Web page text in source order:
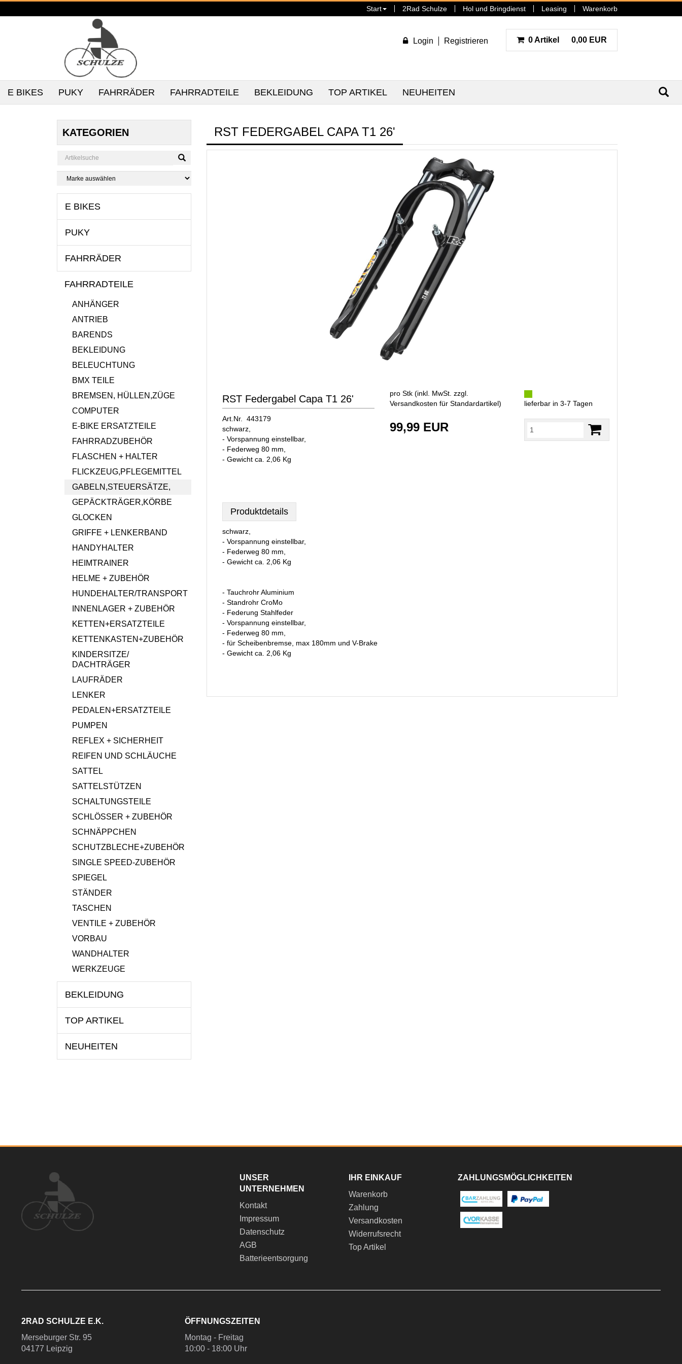
Start 2Rad Schulze Hol und Bringdienst Leasing Warenkorb
Login Registrieren 0 Artikel 0,00 EUR
E BIKES PUKY FAHRRÄDER FAHRRADTEILE BEKLEIDUNG TOP ARTIKEL NEUHEITEN
KATEGORIEN
E BIKES
PUKY
FAHRRÄDER
FAHRRADTEILE
ANHÄNGER
ANTRIEB
BARENDS
BEKLEIDUNG
BELEUCHTUNG
BMX TEILE
BREMSEN, HÜLLEN,ZÜGE
COMPUTER
E-BIKE ERSATZTEILE
FAHRRADZUBEHÖR
FLASCHEN + HALTER
FLICKZEUG,PFLEGEMITTEL
GABELN,STEUERSÄTZE,
GEPÄCKTRÄGER,KÖRBE
GLOCKEN
GRIFFE + LENKERBAND
HANDYHALTER
HEIMTRAINER
HELME + ZUBEHÖR
HUNDEHALTER/TRANSPORT
INNENLAGER + ZUBEHÖR
KETTEN+ERSATZTEILE
KETTENKASTEN+ZUBEHÖR
KINDERSITZE/
DACHTRÄGER
LAUFRÄDER
LENKER
PEDALEN+ERSATZTEILE
PUMPEN
REFLEX + SICHERHEIT
REIFEN UND SCHLÄUCHE
SATTEL
SATTELSTÜTZEN
SCHALTUNGSTEILE
SCHLÖSSER + ZUBEHÖR
SCHNÄPPCHEN
SCHUTZBLECHE+ZUBEHÖR
SINGLE SPEED-ZUBEHÖR
SPIEGEL
STÄNDER
TASCHEN
VENTILE + ZUBEHÖR
VORBAU
WANDHALTER
WERKZEUGE
BEKLEIDUNG
TOP ARTIKEL
NEUHEITEN
RST FEDERGABEL CAPA T1 26'
RST Federgabel Capa T1 26'
Art.Nr. 443179
schwarz,
- Vorspannung einstellbar,
- Federweg 80 mm,
- Gewicht ca. 2,06 Kg
pro Stk (inkl. MwSt. zzgl.
Versandkosten für Standardartikel)
99,99 EUR
lieferbar in 3-7 Tagen
Produktdetails
schwarz,
- Vorspannung einstellbar,
- Federweg 80 mm,
- Gewicht ca. 2,06 Kg
- Tauchrohr Aluminium
- Standrohr CroMo
- Federung Stahlfeder
- Vorspannung einstellbar,
- Federweg 80 mm,
- für Scheibenbremse, max 180mm und V-Brake
- Gewicht ca. 2,06 Kg
UNSER
UNTERNEHMEN
Kontakt
Impressum
Datenschutz
AGB
Batterieentsorgung
IHR EINKAUF
Warenkorb
Zahlung
Versandkosten
Widerrufsrecht
Top Artikel
ZAHLUNGSMÖGLICHKEITEN
2RAD SCHULZE E.K.
Merseburger Str. 95
04177 Leipzig
ÖFFNUNGSZEITEN
Montag - Freitag
10:00 - 18:00 Uhr